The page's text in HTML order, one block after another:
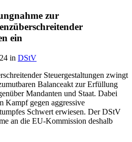
zur
ein
in DStV
Steuergestaltungen zwingt
Balanceakt zur Erfüllung
Mandanten und Staat. Dabei
Kampf gegen aggressive
Schwert erwiesen. Der DStV
an die EU-Kommission deshalb